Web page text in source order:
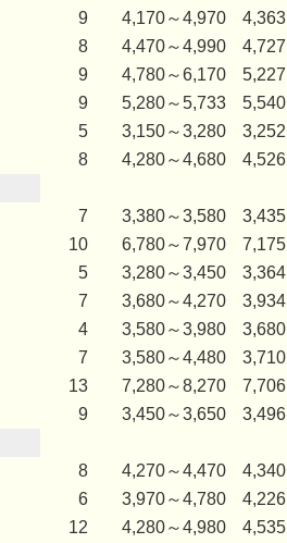
9 4,170～4,970 4,363
8 4,470～4,990 4,727
9 4,780～6,170 5,227
9 5,280～5,733 5,540
5 3,150～3,280 3,252
8 4,280～4,680 4,526
7 3,380～3,580 3,435
10 6,780～7,970 7,175
5 3,280～3,450 3,364
7 3,680～4,270 3,934
4 3,580～3,980 3,680
7 3,580～4,480 3,710
13 7,280～8,270 7,706
9 3,450～3,650 3,496
8 4,270～4,470 4,340
6 3,970～4,780 4,226
12 4,280～4,980 4,535